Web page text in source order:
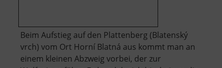
Beim Aufstieg auf den Plattenberg (Blatenský
vrch) vom Ort Horní Blatná aus kommt man an
einem kleinen Abzweig vorbei, der zur